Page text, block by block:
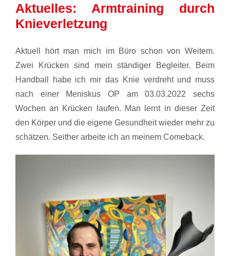
Aktuelles: Armtraining durch
Knieverletzung
Aktuell hört man mich im Büro schon von Weitem.
Zwei Krücken sind mein ständiger Begleiter. Beim
Handball habe ich mir das Knie verdreht und muss
nach einer Meniskus OP am 03.03.2022 sechs
Wochen an Krücken laufen. Man lernt in dieser Zeit
den Körper und die eigene Gesundheit wieder mehr zu
schätzen. Seither arbeite ich an meinem Comeback.